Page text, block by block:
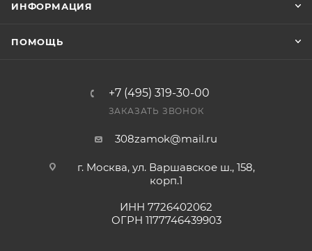
Фактом подтверждения покупки будет считаться
ИНФОРМАЦИЯ
ПОМОЩЬ
+7 (495) 319-30-00
ЗАКАЗАТЬ ЗВОНОК
308zamok@mail.ru
г. Москва, ул. Варшавское ш., 158,
корп.1
ИНН 7726402062
ОГРН 1177746439903